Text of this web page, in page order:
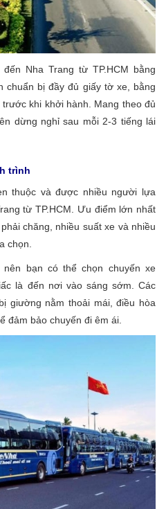
Nha Trang từ TP.HCM bằng
chuẩn bị đầy đủ giấy tờ xe, bằng
khi khởi hành. Mang theo đủ
dừng nghỉ sau mỗi 2-3 tiếng lái
trình
thuộc và được nhiều người lựa
từ TP.HCM. Ưu điểm lớn nhất
chăng, nhiều suất xe và nhiều
chọn.
bạn có thể chọn chuyến xe
là đến nơi vào sáng sớm. Các
giường nằm thoải mái, điều hòa
đảm bảo chuyến đi êm ái.